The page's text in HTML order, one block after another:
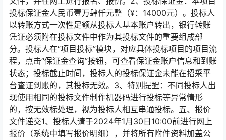
投标保证金人民币壹万肆仟元整（¥：14000元）。投标人
以转账方式一次性足额从投标人基本账户转出，银行转账
凭证必须附在投标文件中作为其投标文件的重要组成部
分。投标人在“项目投标”模块，对应具体投标项目的项目流
程，点击“保证金查询”按钮，可查看保证金账户信息和到账
状态；投标截止时间，投标人的投标保证金未能在招采平
台查证到账的，其投标无效。3、特别提醒：不同投标人出
现使用相同的投标文件制作机器码进行投标等异常情形
的，按无效标处理，视为投标人相互串通投标。五、报价
文件递交1、投标人请于2024年1月30日10:00前进行网上
报价（系统中填写报价明细），并将所有附件资料加盖公